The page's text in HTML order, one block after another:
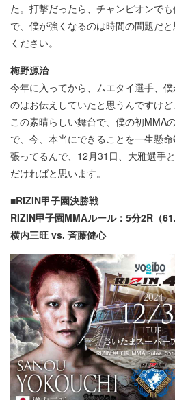
た。打撃だったら、チャンピオンで
で、僕が強くなるのは時間の問題だ
ください。
梅野源治
今年に入ってから、ムエタイ選手、
のはお伝えしていたと思うんですけ
この素晴らしい舞台で、僕の初MMA
で、今、本当にできることを一生懸
張ってるんで、12月31日、大雅選手
だければと思います。
■RIZIN甲子園決勝戦
RIZIN甲子園MMAルール：5分2R（
横内三旺 vs. 斉藤健心